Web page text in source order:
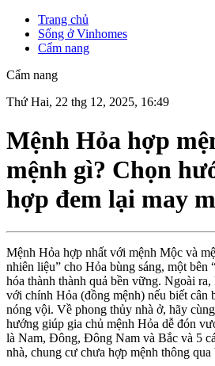
Trang chủ
Sống ở Vinhomes
Cẩm nang
Cẩm nang
Thứ Hai, 22 thg 12, 2025, 16:49
Mệnh Hỏa hợp
mệnh gì? Chọn
hợp đem lại may
Mệnh Hỏa hợp nhất với mệnh Mộc và
nhiên liệu” cho Hỏa bùng sáng, một bên
hóa thành thành quả bền vững. Ngoài
với chính Hỏa (đồng mệnh) nếu biết cân
nóng vội. Về phong thủy nhà ở, hãy
hướng giúp gia chủ mệnh Hỏa dễ đón
là Nam, Đông, Đông Nam và Bắc và 5
nhà, chung cư chưa hợp mệnh thông